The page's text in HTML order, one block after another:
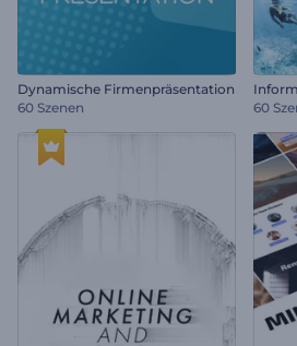
Dynamische Firmenpräsentation
60 Szenen
60